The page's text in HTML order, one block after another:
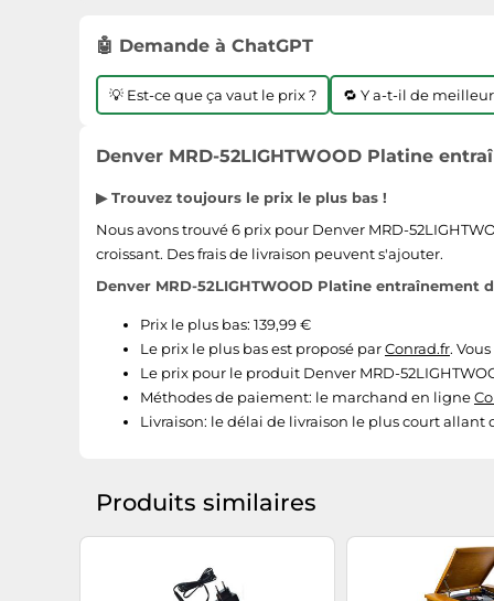
🤖 Demande à ChatGPT
💡 Est-ce que ça vaut le prix ? 🔁 Y a-t-il de
Denver MRD-52LIGHTWOOD Platine
▶ Trouvez toujours le prix le plus bas !
Nous avons trouvé 6 prix pour Denver MRD-
croissant. Des frais de livraison peuvent s'ajouter.
Denver MRD-52LIGHTWOOD Platine
Prix le plus bas: 139,99 €
Le prix le plus bas est proposé parConrad.fr.
Le prix pour le produit Denver MRD-
Méthodes de paiement: le marchand en ligne
Livraison: le délai de livraison le plus court allant
Produits similaires